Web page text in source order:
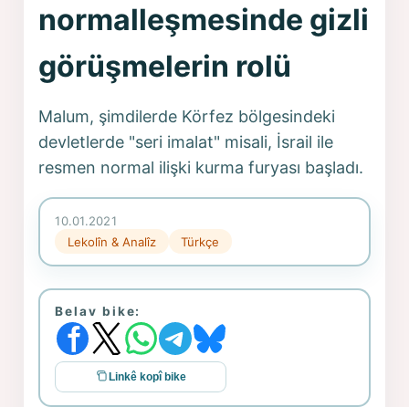
normalleşmesinde gizli
görüşmelerin rolü
Malum, şimdilerde Körfez bölgesindeki
devletlerde "seri imalat" misali, İsrail ile
resmen normal ilişki kurma furyası başladı.
10.01.2021
Lekolîn & Analîz
Türkçe
Belav bike:
Linkê kopî bike